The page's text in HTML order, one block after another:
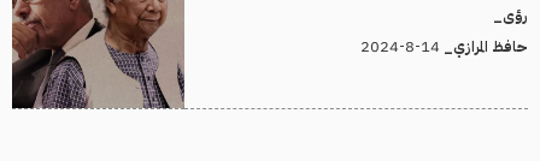
رؤى_
حافظ المرازي_